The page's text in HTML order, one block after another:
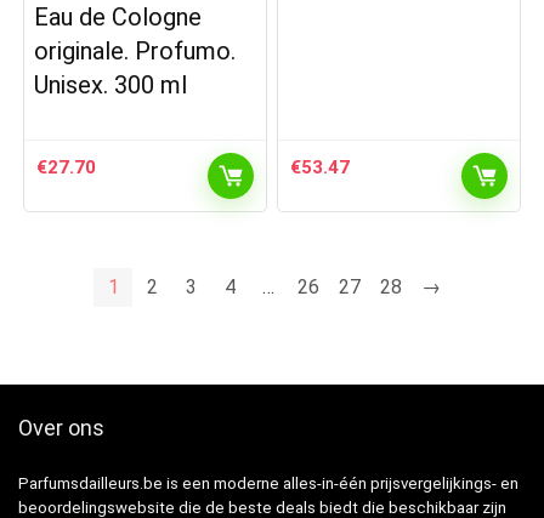
Eau de Cologne
originale. Profumo.
Unisex. 300 ml
€27.70 €53.47
1 2 3 4 … 26 27 28 →
Over ons
Parfumsdailleurs.be is een moderne alles-in-één prijsvergelijkings- en
beoordelingswebsite die de beste deals biedt die beschikbaar zijn